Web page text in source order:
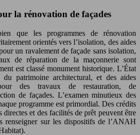
la rénovation de façades
que les programmes de rénovation
orientés vers l’isolation, des aides
un ravalement de façade sans isolation,
de réparation de la maçonnerie sont
est classé monument historique. L’État
du patrimoine architectural, et des aides
des travaux de restauration, de
de façades. L’examen minutieux des
programme est primordial. Des crédits
directes et des facilités de prêt peuvent être
renseigner sur les dispositifs de l’ANAH